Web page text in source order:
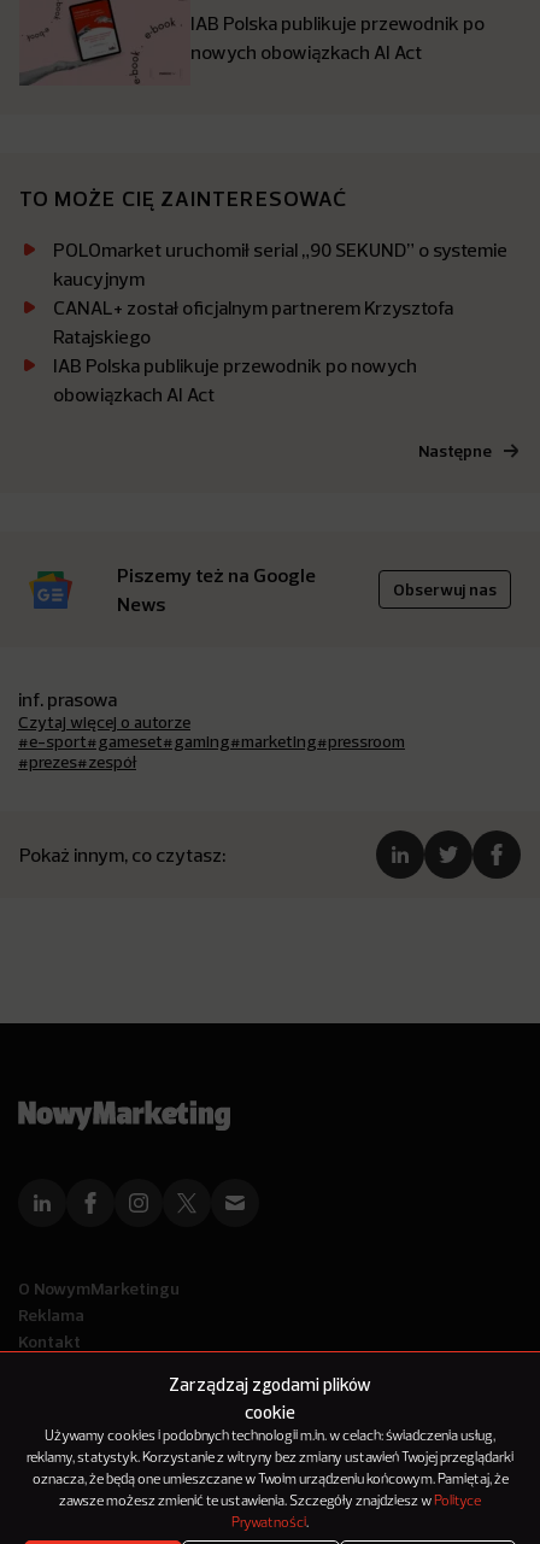
Zarządzaj zgodami plików
cookie
Używamy cookies i podobnych technologii m.in. w celach: świadczenia usług,
reklamy, statystyk. Korzystanie z witryny bez zmiany ustawień Twojej przeglądarki
oznacza, że będą one umieszczane w Twoim urządzeniu końcowym. Pamiętaj, że
zawsze możesz zmienić te ustawienia. Szczegóły znajdziesz w Polityce
Prywatności.
IAB Polska publikuje przewodnik po
nowych obowiązkach AI Act
TO MOŻE CIĘ ZAINTERESOWAĆ
POLOmarket uruchomił serial „90 SEKUND” o systemie
kaucyjnym
CANAL+ został oficjalnym partnerem Krzysztofa
Ratajskiego
IAB Polska publikuje przewodnik po nowych
obowiązkach AI Act
Następne
Piszemy też na Google
News
Obserwuj nas
inf. prasowa
Czytaj więcej o autorze
#e-sport#gameset#gaming#marketing#pressroom
#prezes#zespół
Pokaż innym, co czytasz:
O NowymMarketingu
Reklama
Kontakt
© 2012-2025
NowyMarketing jest marką 143Media Sp. z o.o.